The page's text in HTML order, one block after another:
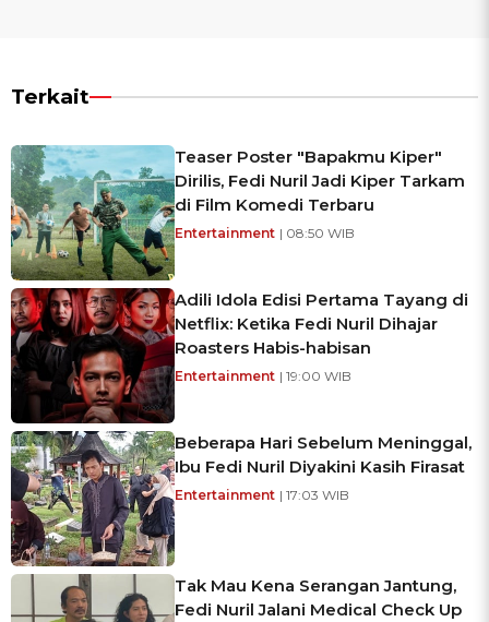
Terkait
Teaser Poster "Bapakmu Kiper"
Dirilis, Fedi Nuril Jadi Kiper Tarkam
di Film Komedi Terbaru
Entertainment | 08:50 WIB
Adili Idola Edisi Pertama Tayang di
Netflix: Ketika Fedi Nuril Dihajar
Roasters Habis-habisan
Entertainment | 19:00 WIB
Beberapa Hari Sebelum Meninggal,
Ibu Fedi Nuril Diyakini Kasih Firasat
Entertainment | 17:03 WIB
Tak Mau Kena Serangan Jantung,
Fedi Nuril Jalani Medical Check Up